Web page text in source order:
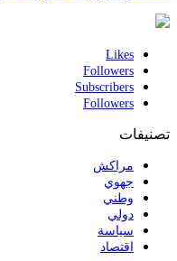
Likes
Followers
Subscribers
Followers
تصنيفات
مراكش
جهوي
وطني
دولي
سياسة
اقتصاد